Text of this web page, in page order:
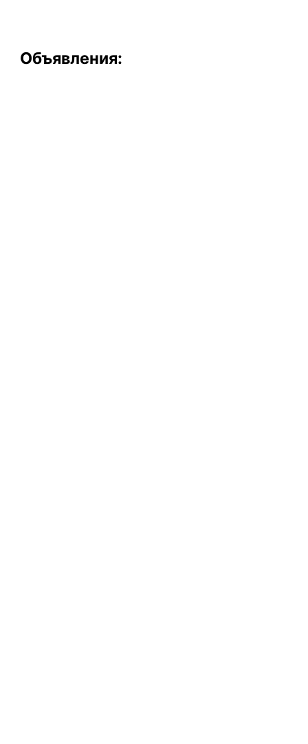
Объявления: